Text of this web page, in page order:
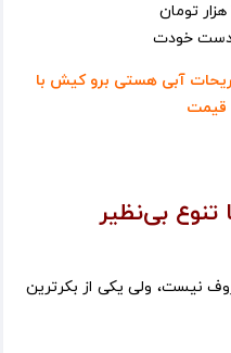
دست خودت
آبی هستی برو کیش با
قیمت
تنوع بی‌نظیر
نیست، ولی یکی از بکرترین